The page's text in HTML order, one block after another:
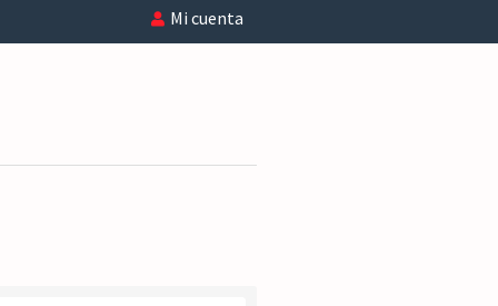
Mi cuenta